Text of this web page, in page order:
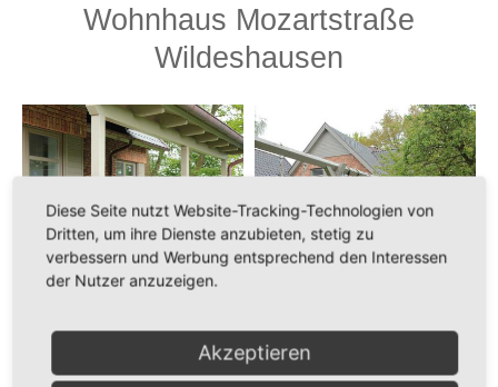
Wohnhaus Mozartstraße
Wildeshausen
Diese Seite nutzt Website-Tracking-Technologien von
Dritten, um ihre Dienste anzubieten, stetig zu
verbessern und Werbung entsprechend den Interessen
der Nutzer anzuzeigen.
Akzeptieren